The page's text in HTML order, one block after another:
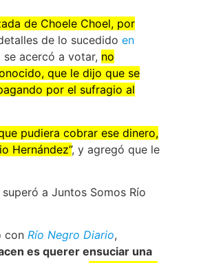
de Choele Choel, por
de lo sucedido en
acercó a votar, no
que le dijo que se
por el sufragio al
pudiera cobrar ese dinero,
Hernández”, y agregó que le
a Juntos Somos Río
con Río Negro Diario,
es querer ensuciar una